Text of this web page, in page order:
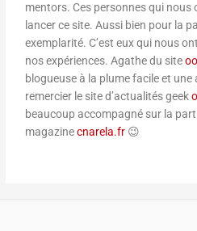
mentors. Ces personnes qui nous
lancer ce site. Aussi bien pour la
exemplarité. C’est eux qui nous
nos expériences. Agathe du site
blogueuse à la plume facile et une
remercier le site d’actualités geek
beaucoup accompagné sur la
magazinecnarela.fr 😉